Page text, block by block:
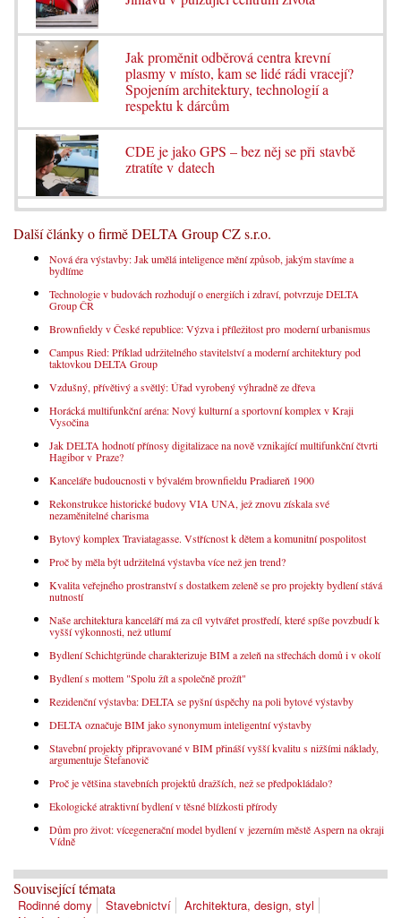
Jak proměnit odběrová centra krevní
plasmy v místo, kam se lidé rádi vracejí?
Spojením architektury, technologií a
respektu k dárcům
CDE je jako GPS – bez něj se při stavbě
ztratíte v datech
Další články o firmě DELTA Group CZ s.r.o.
Nová éra výstavby: Jak umělá inteligence mění způsob, jakým stavíme a
bydlíme
Technologie v budovách rozhodují o energiích i zdraví, potvrzuje DELTA
Group ČR
Brownfieldy v České republice: Výzva i příležitost pro moderní urbanismus
Campus Ried: Příklad udržitelného stavitelství a moderní architektury pod
taktovkou DELTA Group
Vzdušný, přívětivý a světlý: Úřad vyrobený výhradně ze dřeva
Horácká multifunkční aréna: Nový kulturní a sportovní komplex v Kraji
Vysočina
Jak DELTA hodnotí přínosy digitalizace na nově vznikající multifunkční čtvrti
Hagibor v Praze?
Kanceláře budoucnosti v bývalém brownfieldu Pradiareň 1900
Rekonstrukce historické budovy VIA UNA, jež znovu získala své
nezaměnitelné charisma
Bytový komplex Traviatagasse. Vstřícnost k dětem a komunitní pospolitost
Proč by měla být udržitelná výstavba více než jen trend?
Kvalita veřejného prostranství s dostatkem zeleně se pro projekty bydlení stává
nutností
Naše architektura kanceláří má za cíl vytvářet prostředí, které spíše povzbudí k
vyšší výkonnosti, než utlumí
Bydlení Schichtgründe charakterizuje BIM a zeleň na střechách domů i v okolí
Bydlení s mottem "Spolu žít a společně prožít"
Rezidenční výstavba: DELTA se pyšní úspěchy na poli bytové výstavby
DELTA označuje BIM jako synonymum inteligentní výstavby
Stavební projekty připravované v BIM přináší vyšší kvalitu s nižšími náklady,
argumentuje Štefanovič
Proč je většina stavebních projektů dražších, než se předpokládalo?
Ekologické atraktivní bydlení v těsné blízkosti přírody
Dům pro život: vícegenerační model bydlení v jezerním městě Aspern na okraji
Vídně
Související témata
Rodinné domy Stavebnictví
Architektura, design, styl